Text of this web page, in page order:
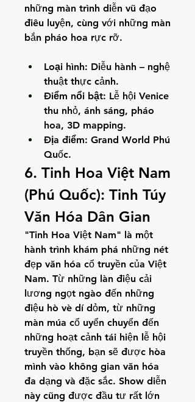
những màn trình diễn vũ đạo
điêu luyện, cùng với những màn
bắn pháo hoa rực rỡ.
Loại hình: Diễu hành – nghệ
thuật thực cảnh.
Điểm nổi bật: Lễ hội Venice
thu nhỏ, ánh sáng, pháo
hoa, 3D mapping.
Địa điểm: Grand World Phú
Quốc.
6. Tinh Hoa Việt Nam
(Phú Quốc): Tinh Túy
Văn Hóa Dân Gian
"Tinh Hoa Việt Nam" là một
hành trình khám phá những nét
đẹp văn hóa cổ truyền của Việt
Nam. Từ những làn điệu cải
lương ngọt ngào đến những
điệu hò vè dí dỏm, từ những
màn múa cổ uyển chuyển đến
những hoạt cảnh tái hiện lễ hội
truyền thống, bạn sẽ được hòa
mình vào không gian văn hóa
đa dạng và đặc sắc. Show diễn
này cũng được đầu tư rất lớn